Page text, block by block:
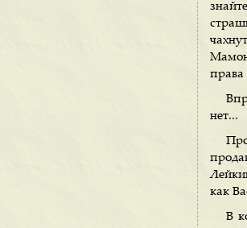
права
нет...
как
В